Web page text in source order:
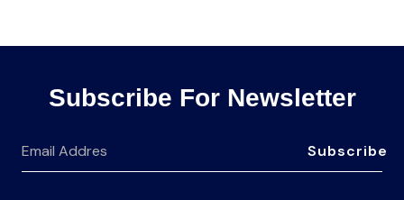
Subscribe For Newsletter
Subscribe